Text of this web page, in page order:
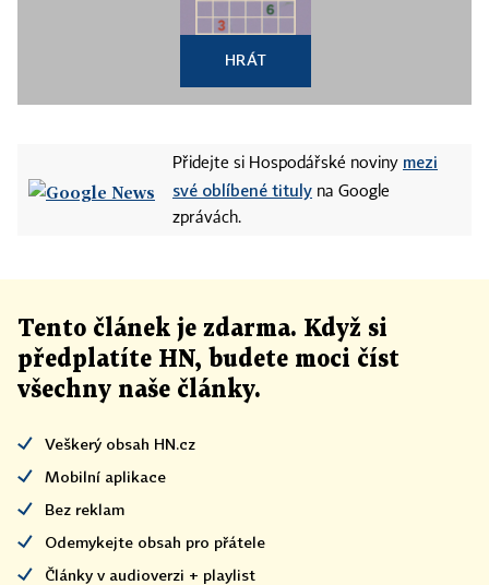
HRÁT
Přidejte si Hospodářské noviny mezi
své oblíbené tituly na Google
zprávách.
Tento článek je zdarma. Když si
předplatíte HN, budete moci číst
všechny naše články.
Veškerý obsah HN.cz
Mobilní aplikace
Bez reklam
Odemykejte obsah pro přátele
Články v audioverzi + playlist